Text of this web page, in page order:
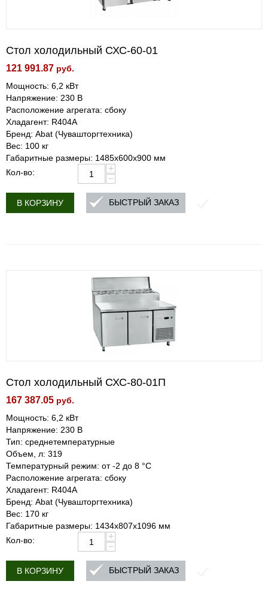
Стол холодильный СХС-60-01
121 991.87 руб.
Мощность: 6,2 кВт
Напряжение: 230 В
Расположение агрегата: сбоку
Хладагент: R404A
Бренд: Abat (Чувашторгтехника)
Вес: 100 кг
Габаритные размеры: 1485х600х900 мм
Кол-во:
+
−
В КОРЗИНУ БЫСТРЫЙ ЗАКАЗ
Стол холодильный СХС-80-01П
167 387.05 руб.
Мощность: 6,2 кВт
Напряжение: 230 В
Тип: среднетемпературные
Объем, л: 319
Температурный режим: от -2 до 8 °С
Расположение агрегата: сбоку
Хладагент: R404A
Бренд: Abat (Чувашторгтехника)
Вес: 170 кг
Габаритные размеры: 1434х807х1096 мм
Кол-во:
+
−
В КОРЗИНУ БЫСТРЫЙ ЗАКАЗ